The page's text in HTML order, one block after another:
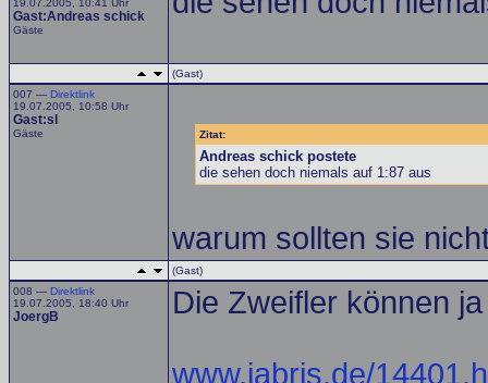
19.07.2005, 10:41 Uhr
Gast:Andreas schick
Gäste
(Gast)
007 — Direktlink
19.07.2005, 10:58 Uhr
Gast:sl
Gäste Zitat:
Andreas schick postete
die sehen doch niemals auf 1:87 aus
warum sollten sie
(Gast)
008 — Direktlink
19.07.2005, 18:40 Uhr
JoergB Die Zweifler können
www.jabris.de/